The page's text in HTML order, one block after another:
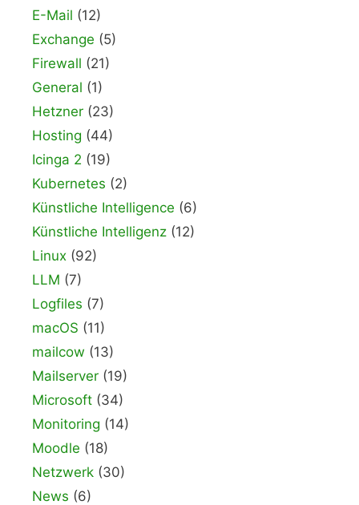
E-Mail (12)
Exchange (5)
Firewall (21)
General (1)
Hetzner (23)
Hosting (44)
Icinga 2 (19)
Kubernetes (2)
Künstliche Intelligence (6)
Künstliche Intelligenz (12)
Linux (92)
LLM (7)
Logfiles (7)
macOS (11)
mailcow (13)
Mailserver (19)
Microsoft (34)
Monitoring (14)
Moodle (18)
Netzwerk (30)
News (6)